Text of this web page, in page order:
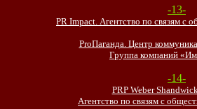
-13-
PR Impact. Агентство по связям с
ProПаганда. Центр
Группа компаний
-14-
PRP Weber
Агентство по связям с